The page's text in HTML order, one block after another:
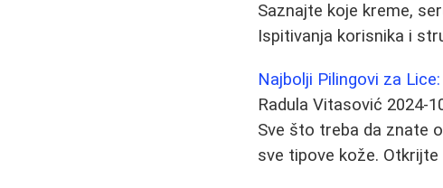
Saznajte koje kreme,
Ispitivanja korisnika i
Najbolji Pilingovi za
Radula Vitasović 2024-
Sve što treba da znate
sve tipove kože.